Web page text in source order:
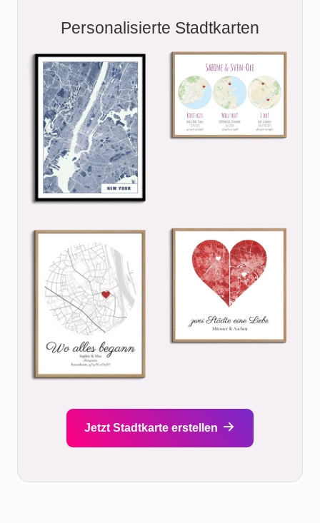
Personalisierte Stadtkarten
Jetzt Stadtkarte erstellen